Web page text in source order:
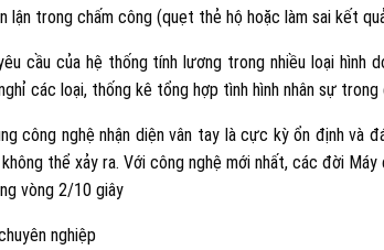
trong chấm công (quẹt thẻ hộ hoặc làm sai kết
cầu của hệ thống tính lương trong nhiều loại hình
các loại, thống kê tổng hợp tình hình nhân sự trong
công nghệ nhận diện vân tay là cực kỳ ổn định và
thể xảy ra. Với công nghệ mới nhất, các đời
vòng 2/10 giây
nghiệp